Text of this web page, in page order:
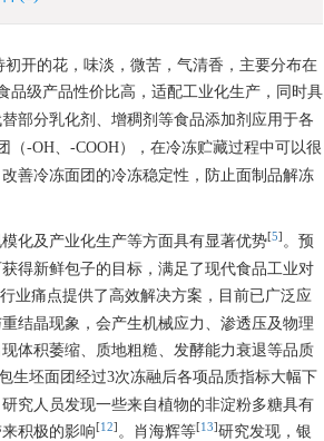
开的花，味淡，微苦，气清香，主要分布在
品级产品性价比高，适配工业化生产，同时具
部分乳化剂、增稠剂等食品添加剂应用于各
（-OH、-COOH），在冷冻贮藏过程中可以很
善冷冻面团的冷冻稳定性，防止面制品解冻
化及产业化生产等方面具有显著优势[5] 。预
得新鲜包子的目标，满足了现代食品工业对
业痛点提供了高效解决方案，目前已广泛应
结晶现象，会产生机械应力、渗透压及物理
体积萎缩、质地粗糙、发酵能力衰退等品质
生坯面团经过3次冻融后各项品质指标大幅下
究人员发现一些来自植物的非淀粉多糖具有
积极的影响[12] 。肖海辉等[13]研究发现，银